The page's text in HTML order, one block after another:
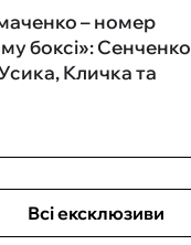
– номер
боксі»: Сенченко
Кличка та
Всі ексклюзиви